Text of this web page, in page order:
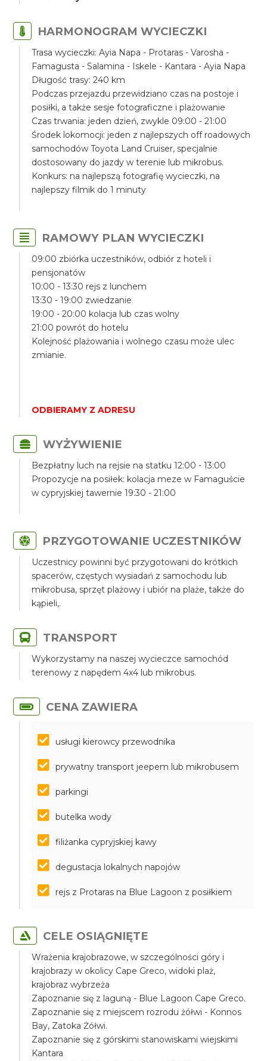
HARMONOGRAM WYCIECZKI
Trasa wycieczki: Ayia Napa - Protaras - Varosha -
Famagusta - Salamina - Iskele - Kantara - Ayia Napa
Długość trasy: 240 km
Podczas przejazdu przewidziano czas na postoje i
posiłki, a także sesje fotograficzne i plażowanie
Czas trwania: jeden dzień, zwykle 09:00 - 21:00
Środek lokomocji: jeden z najlepszych off roadowych
samochodów Toyota Land Cruiser, specjalnie
dostosowany do jazdy w terenie lub mikrobus.
Konkurs: na najlepszą fotografię wycieczki, na
najlepszy filmik do 1 minuty
RAMOWY PLAN WYCIECZKI
09:00 zbiórka uczestników, odbiór z hoteli i
pensjonatów
10:00 - 13:30 rejs z lunchem
13:30 - 19:00 zwiedzanie
19:00 - 20:00 kolacja lub czas wolny
21:00 powrót do hotelu
Kolejność plażowania i wolnego czasu może ulec
zmianie.
ODBIERAMY Z ADRESU
WYŻYWIENIE
Bezpłatny luch na rejsie na statku 12:00 - 13:00
Propozycje na posiłek: kolacja meze w Famaguście
w cypryjskiej tawernie 19:30 - 21:00
PRZYGOTOWANIE UCZESTNIKÓW
Uczestnicy powinni być przygotowani do krótkich
spacerów, częstych wysiadań z samochodu lub
mikrobusa, sprzęt plażowy i ubiór na plaże, także do
kąpieli,.
TRANSPORT
Wykorzystamy na naszej wycieczce samochód
terenowy z napędem 4x4 lub mikrobus.
CENA ZAWIERA
usługi kierowcy przewodnika
prywatny transport jeepem lub mikrobusem
parkingi
butelka wody
filiżanka cypryjskiej kawy
degustacja lokalnych napojów
rejs z Protaras na Blue Lagoon z posiłkiem
CELE OSIĄGNIĘTE
Wrażenia krajobrazowe, w szczególności góry i
krajobrazy w okolicy Cape Greco, widoki plaż,
krajobraz wybrzeża
Zapoznanie się z laguną - Blue Lagoon Cape Greco.
Zapoznanie się z miejscem rozrodu żółwi - Konnos
Bay, Zatoka Żółwi.
Zapoznanie się z górskimi stanowiskami wiejskimi
Kantara